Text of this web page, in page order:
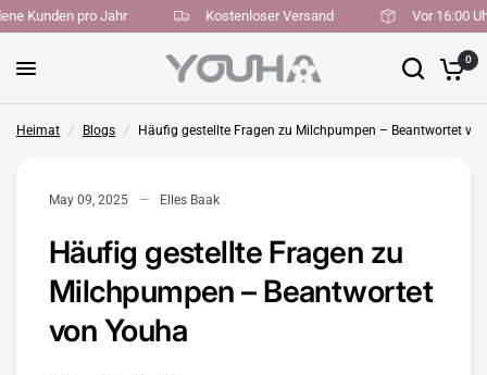
Kunden pro Jahr Kostenloser Versand Vor
0
Heimat / Blogs / Häufig gestellte Fragen zu Milchpumpen – Beantwortet
May 09, 2025 Elles Baak
Häufig gestellte Fragen zu
Milchpumpen – Beantwortet
von Youha